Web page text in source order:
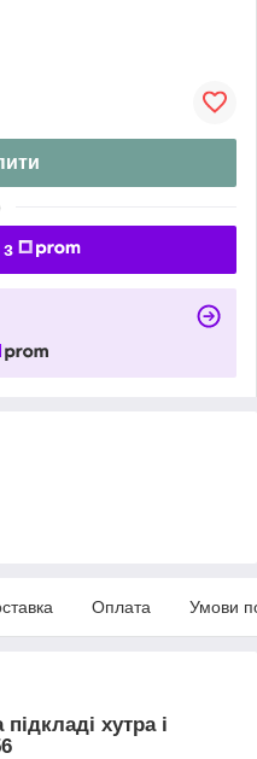
Оплата Умови
хутра і